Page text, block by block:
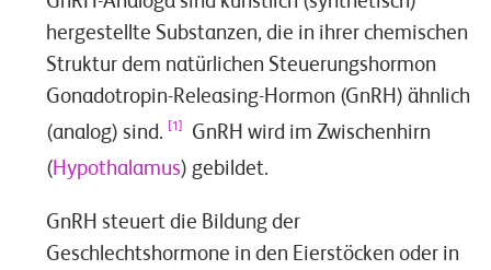
hergestellte Substanzen, die in ihrer chemischen
Struktur dem natürlichen Steuerungshormon
Gonadotropin-Releasing-Hormon (GnRH) ähnlich
(analog) sind.
[1]
GnRH wird im Zwischenhirn
( Hypothalamus) gebildet.
GnRH steuert die Bildung der
Geschlechtshormone in den Eierstöcken oder in